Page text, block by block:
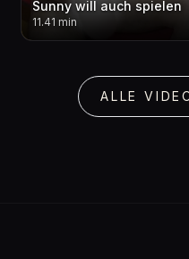
Sunny will auch spielen
11.41 min
ALLE